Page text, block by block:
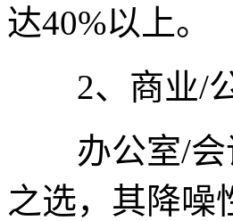
达40%以上。
2、商业/
办公室/会议
之选，其降噪